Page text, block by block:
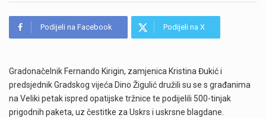
Podijeli na Facebook Podijeli na X
Gradonačelnik Fernando Kirigin, zamjenica Kristina Đukić i
predsjednik Gradskog vijeća Dino Žigulić družili su se s građanima
na Veliki petak ispred opatijske tržnice te podijelili 500-tinjak
prigodnih paketa, uz čestitke za Uskrs i uskrsne blagdane.